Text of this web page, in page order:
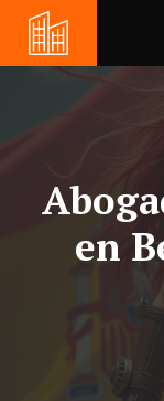
Saltar
contenido
en